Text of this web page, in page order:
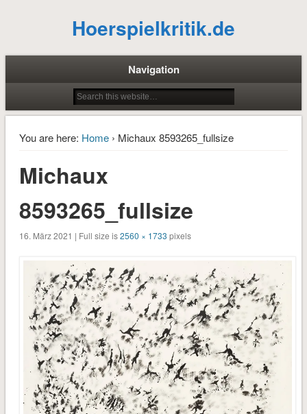
Hoerspielkritik.de
Navigation
You are here: Home› Michaux 8593265_fullsize
Michaux
8593265_fullsize
16. März 2021 | Full size is2560 × 1733 pixels